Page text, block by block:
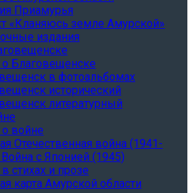
Приамурья
«Кланяюсь земле Амурской»
издания
о Благовещенске
в фотоальбомах
исторический
литературный
войне
Отечественная война (1941-
с Японией (1945)
стихах и прозе
карта Амурской области